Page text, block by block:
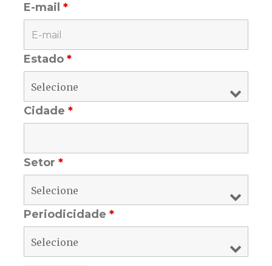
E-mail*
Estado*
Cidade*
Setor*
Periodicidade*